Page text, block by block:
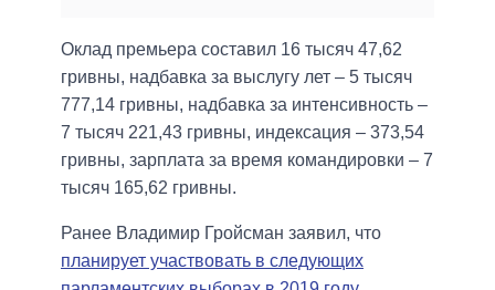
Оклад премьера составил 16 тысяч 47,62
гривны, надбавка за выслугу лет – 5 тысяч
777,14 гривны, надбавка за интенсивность –
7 тысяч 221,43 гривны, индексация – 373,54
гривны, зарплата за время командировки – 7
тысяч 165,62 гривны.
Ранее Владимир Гройсман заявил, что
планирует участвовать в следующих